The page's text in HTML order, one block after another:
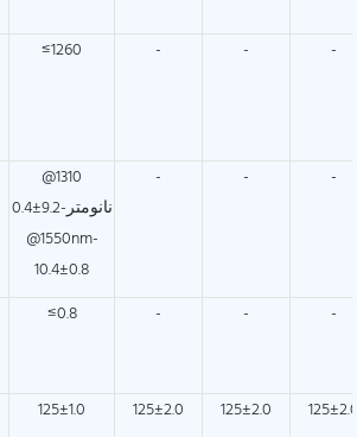
≤1260 - - -
@1310
نانومتر-9.2±0.4
@1550nm-
10.4±0.8
- - -
≤0.8 - - -
125±1.0 125±2.0 125±2.0